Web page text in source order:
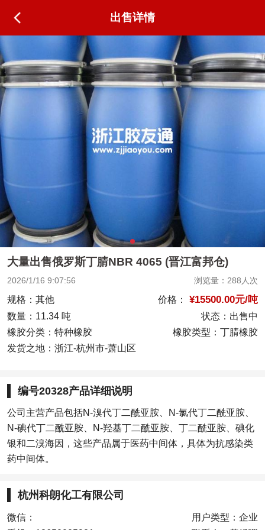
出售详情
大量出售俄罗斯丁腈NBR 4065 (晋江富邦仓)
2026/1/16 9:07:56 浏览量：288人次
规格：其他 价格： ¥15500.00元/吨
数量：11.34 吨
状态：出售中
橡胶分类：特种橡胶
橡胶类型：丁腈橡胶
发货之地：浙江-杭州市-萧山区
编号20328产品详细说明
公司主营产品包括N-溴代丁二酰亚胺、N-氯代丁二酰亚胺、
N-碘代丁二酰亚胺、N-羟基丁二酰亚胺、丁二酰亚胺、碘化
银和二溴海因，这些产品属于医药中间体，具体为抗感染类
药中间体。
杭州科朗化工有限公司
微信：
用户类型：企业